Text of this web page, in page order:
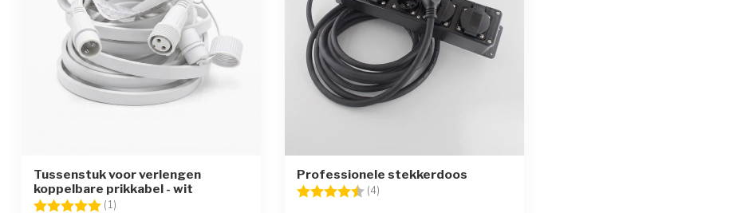
Tussenstuk voor verlengen
koppelbare prikkabel - wit
Beoordeling: (1)
Professionele stekkerdoos
Beoordeling: (4)